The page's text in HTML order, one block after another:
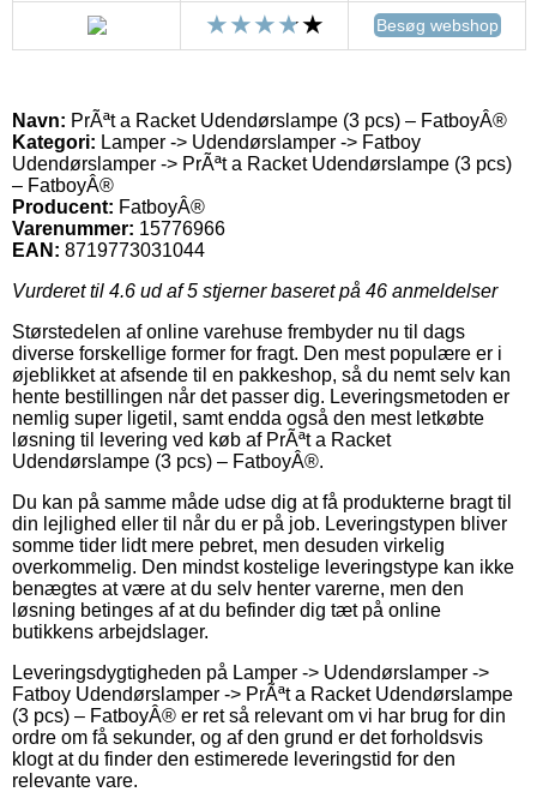
Besøg webshop
Navn: PrÃªt a Racket Udendørslampe (3 pcs) – FatboyÂ®
Kategori: Lamper -> Udendørslamper -> Fatboy
Udendørslamper -> PrÃªt a Racket Udendørslampe (3 pcs)
– FatboyÂ®
Producent: FatboyÂ®
Varenummer: 15776966
EAN: 8719773031044
Vurderet til 4.6 ud af 5 stjerner baseret på 46 anmeldelser
Størstedelen af online varehuse frembyder nu til dags
diverse forskellige former for fragt. Den mest populære er i
øjeblikket at afsende til en pakkeshop, så du nemt selv kan
hente bestillingen når det passer dig. Leveringsmetoden er
nemlig super ligetil, samt endda også den mest letkøbte
løsning til levering ved køb af PrÃªt a Racket
Udendørslampe (3 pcs) – FatboyÂ®.
Du kan på samme måde udse dig at få produkterne bragt til
din lejlighed eller til når du er på job. Leveringstypen bliver
somme tider lidt mere pebret, men desuden virkelig
overkommelig. Den mindst kostelige leveringstype kan ikke
benægtes at være at du selv henter varerne, men den
løsning betinges af at du befinder dig tæt på online
butikkens arbejdslager.
Leveringsdygtigheden på Lamper -> Udendørslamper ->
Fatboy Udendørslamper -> PrÃªt a Racket Udendørslampe
(3 pcs) – FatboyÂ® er ret så relevant om vi har brug for din
ordre om få sekunder, og af den grund er det forholdsvis
klogt at du finder den estimerede leveringstid for den
relevante vare.